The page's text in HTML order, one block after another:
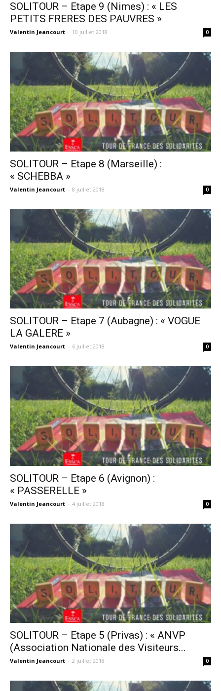
SOLITOUR – Etape 9 (Nimes) : « LES
PETITS FRERES DES PAUVRES »
Valentin Jeancourt - 10 juillet 2018 0
SOLITOUR – Etape 8 (Marseille) :
« SCHEBBA »
Valentin Jeancourt - 8 juillet 2018 0
SOLITOUR – Etape 7 (Aubagne) : « VOGUE
LA GALERE »
Valentin Jeancourt - 6 juillet 2018 0
SOLITOUR – Etape 6 (Avignon) :
« PASSERELLE »
Valentin Jeancourt - 4 juillet 2018 0
SOLITOUR – Etape 5 (Privas) : « ANVP
(Association Nationale des Visiteurs...
Valentin Jeancourt - 2 juillet 2018 0